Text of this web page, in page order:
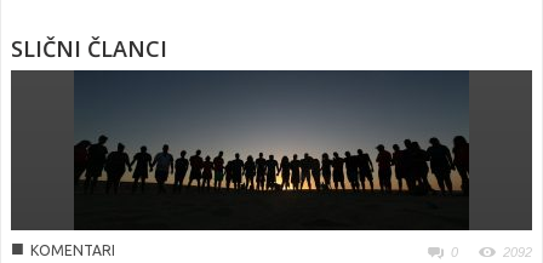
SLIČNI ČLANCI
■ KOMENTARI 0 2092